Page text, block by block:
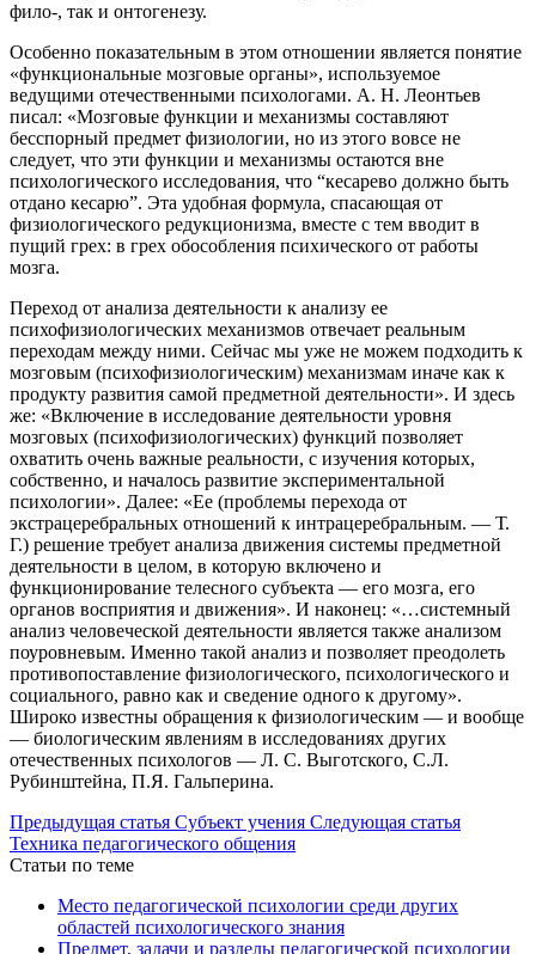
фило-, так и онтогенезу.
Особенно показательным в этом отношении является понятие
«функциональные мозговые органы», используемое
ведущими отечественными психологами. А. Н. Леонтьев
писал: «Мозговые функции и механизмы составляют
бесспорный предмет физиологии, но из этого вовсе не
следует, что эти функции и механизмы остаются вне
психологического исследования, что “кесарево должно быть
отдано кесарю”. Эта удобная формула, спасающая от
физиологического редукционизма, вместе с тем вводит в
пущий грех: в грех обособления психического от работы
мозга.
Переход от анализа деятельности к анализу ее
психофизиологических механизмов отвечает реальным
переходам между ними. Сейчас мы уже не можем подходить к
мозговым (психофизиологическим) механизмам иначе как к
продукту развития самой предметной деятельности». И здесь
же: «Включение в исследование деятельности уровня
мозговых (психофизиологических) функций позволяет
охватить очень важные реальности, с изучения которых,
собственно, и началось развитие экспериментальной
психологии». Далее: «Ее (проблемы перехода от
экстрацеребральных отношений к интрацеребральным. — Т.
Г.) решение требует анализа движения системы предметной
деятельности в целом, в которую включено и
функционирование телесного субъекта — его мозга, его
органов восприятия и движения». И наконец: «…системный
анализ человеческой деятельности является также анализом
поуровневым. Именно такой анализ и позволяет преодолеть
противопоставление физиологического, психологического и
социального, равно как и сведение одного к другому».
Широко известны обращения к физиологическим — и вообще
— биологическим явлениям в исследованиях других
отечественных психологов — Л. С. Выготского, С.Л.
Рубинштейна, П.Я. Гальперина.
Предыдущая статья Субъект учения Следующая статья
Техника педагогического общения
Статьи по теме
Место педагогической психологии среди других
областей психологического знания
Предмет, задачи и разделы педагогической психологии